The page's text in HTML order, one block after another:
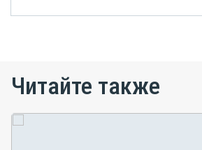
Читайте также